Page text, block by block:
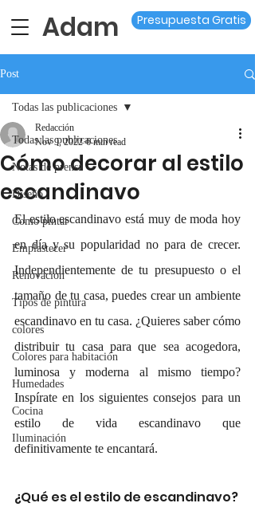
Adam Presupuesta Gratis
Post
Todas las publicaciones
Notas de prensa
Diseño
Como pintar
Emplastecer
Renovacion
Tipos de pintura
colores
Colores para habitación
Humedades
Cocina
Iluminación
Todas las publicaciones
Cómo decorar al estilo
escandinavo
Redacción
Nov 9, 2022 6 min read
El estilo escandinavo está muy de moda hoy
en día y su popularidad no para de crecer.
Independientemente de tu presupuesto o el
tamaño de tu casa, puedes crear un ambiente
escandinavo en tu casa. ¿Quieres saber cómo
distribuir tu casa para que sea acogedora,
luminosa y moderna al mismo tiempo?
Inspírate en los siguientes consejos para un
estilo de vida escandinavo que
definitivamente te encantará.
¿Qué es el estilo de escandinavo?